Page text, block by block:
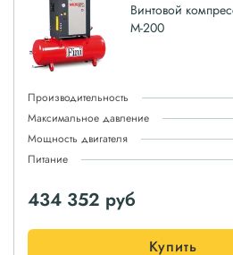
Винтовой
M-200
Производительность
Максимальное давление
Мощность двигателя
Питание
434 352 руб
Купить